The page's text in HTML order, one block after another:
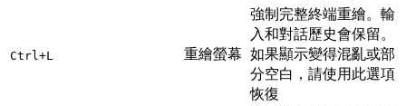
Ctrl+L 重繪螢幕
強制完整終端重繪。輸
入和對話歷史會保留。
如果顯示變得混亂或部
分空白，請使用此選項
恢復